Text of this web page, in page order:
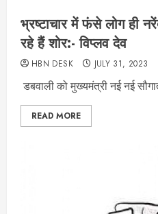
भ्रष्टाचार में फंसे लोग ही
रहे हैं शोर:- विप्लव देव
HBN DESK JULY 31, 2023
डबवाली को मुख्यमंत्री नई नई
READ MORE